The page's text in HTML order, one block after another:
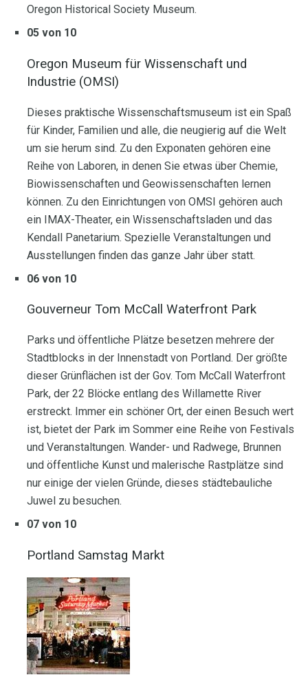
Oregon Historical Society Museum.
05 von 10
Oregon Museum für Wissenschaft und
Industrie (OMSI)
Dieses praktische Wissenschaftsmuseum ist ein Spaß
für Kinder, Familien und alle, die neugierig auf die Welt
um sie herum sind. Zu den Exponaten gehören eine
Reihe von Laboren, in denen Sie etwas über Chemie,
Biowissenschaften und Geowissenschaften lernen
können. Zu den Einrichtungen von OMSI gehören auch
ein IMAX-Theater, ein Wissenschaftsladen und das
Kendall Panetarium. Spezielle Veranstaltungen und
Ausstellungen finden das ganze Jahr über statt.
06 von 10
Gouverneur Tom McCall Waterfront Park
Parks und öffentliche Plätze besetzen mehrere der
Stadtblocks in der Innenstadt von Portland. Der größte
dieser Grünflächen ist der Gov. Tom McCall Waterfront
Park, der 22 Blöcke entlang des Willamette River
erstreckt. Immer ein schöner Ort, der einen Besuch wert
ist, bietet der Park im Sommer eine Reihe von Festivals
und Veranstaltungen. Wander- und Radwege, Brunnen
und öffentliche Kunst und malerische Rastplätze sind
nur einige der vielen Gründe, dieses städtebauliche
Juwel zu besuchen.
07 von 10
Portland Samstag Markt